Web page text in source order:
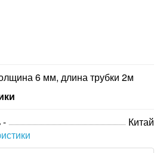
6 мм, длина трубки 2м
-
Китай